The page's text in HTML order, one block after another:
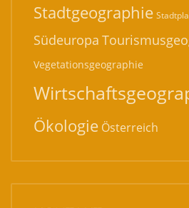
Stadtgeographie
Südeuropa
Vegetationsgeographie
Ökologie Österreich